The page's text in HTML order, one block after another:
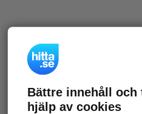
Bättre innehåll och
hjälp av cookies